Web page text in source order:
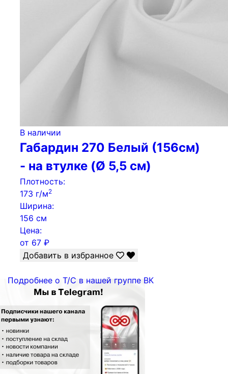
В наличии
Габардин 270 Белый (156см)
- на втулке (Ø 5,5 см)
Плотность:
173 г/м2
Ширина:
156 см
Цена:
от 67 ₽
Добавить в избранное
Подробнее о Т/С в нашей группе ВК